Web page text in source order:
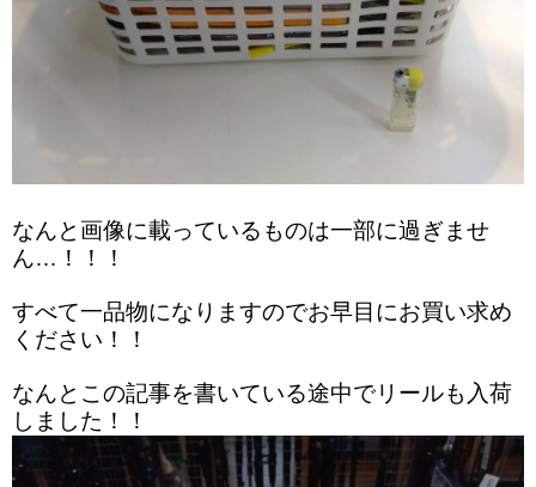
なんと画像に載っているものは一部に過ぎませ
ん…！！！
すべて一品物になりますのでお早目にお買い求め
ください！！
なんとこの記事を書いている途中でリールも入荷
しました！！